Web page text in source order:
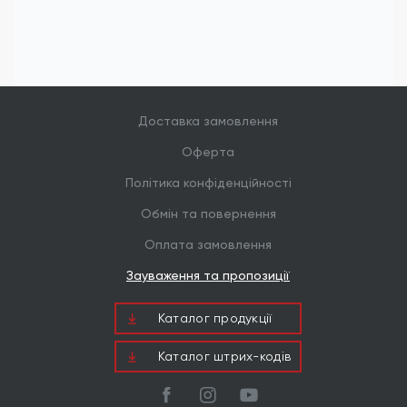
Доставка замовлення
Оферта
Політика конфіденційності
Обмін та повернення
Оплата замовлення
Зауваження та пропозиції
Каталог продукцiї
Каталог штрих-кодів